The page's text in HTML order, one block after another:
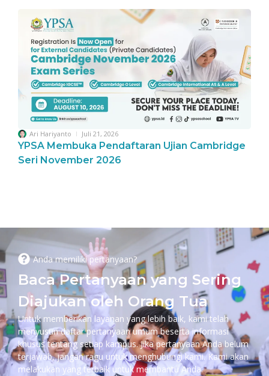
Ari Hariyanto Juli 21, 2026
YPSA Membuka Pendaftaran Ujian Cambridge
Seri November 2026
Anda memiliki pertanyaan?
Baca Pertanyaan yang Sering
Diajukan oleh Orang Tua
Untuk memberikan layanan yang lebih baik, kami telah
menyusun daftar pertanyaan umum beserta informasi
khusus tentang setiap kampus. Jika pertanyaan Anda belum
terjawab, jangan ragu untuk menghubungi kami. Kami akan
melakukan yang terbaik untuk membantu Anda.